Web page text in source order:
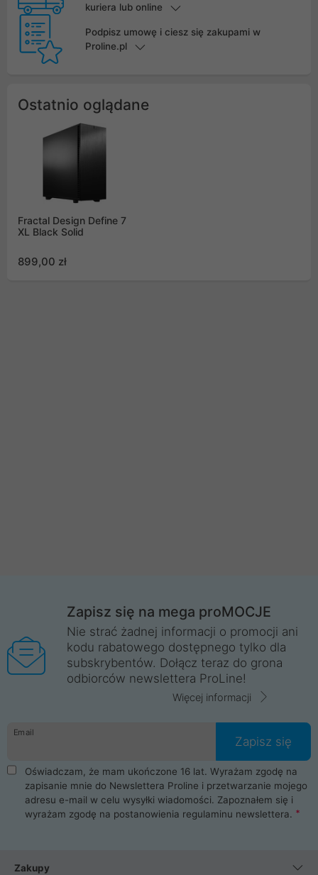
kuriera lub online
Podpisz umowę i ciesz się zakupami w
Proline.pl
Ostatnio oglądane
Fractal Design Define 7
XL Black Solid
899,00 zł
Zapisz się na mega proMOCJE
Nie strać żadnej informacji o promocji ani
kodu rabatowego dostępnego tylko dla
subskrybentów. Dołącz teraz do grona
odbiorców newslettera ProLine!
Więcej informacji
Email
Zapisz się
Oświadczam, że mam ukończone 16 lat. Wyrażam zgodę na
zapisanie mnie do Newslettera Proline i przetwarzanie mojego
adresu e-mail w celu wysyłki wiadomości. Zapoznałem się i
wyrażam zgodę na postanowienia regulaminu newslettera.
Zakupy